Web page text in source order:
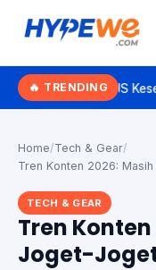
Hypewe.com
Cari artikel
🔥 TRENDING
BPJS Kesehatan yang
Home/Tech & Gear/
Tren Konten 2026:
TECH & GEAR
Tren
Joget-